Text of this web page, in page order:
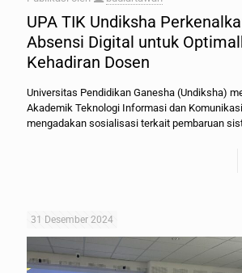
UPA TIK Undiksha
Absensi Digital untuk
Kehadiran Dosen
Universitas Pendidikan Ganesha (Undiksha)
Akademik Teknologi Informasi dan
mengadakan sosialisasi terkait pembaruan
31 Desember 2024